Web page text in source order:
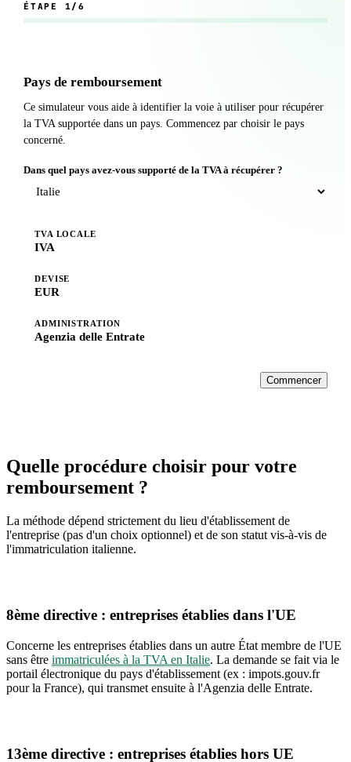
ÉTAPE 1/6
Pays de remboursement
Ce simulateur vous aide à identifier la voie à utiliser pour récupérer
la TVA supportée dans un pays. Commencez par choisir le pays
concerné.
Dans quel pays avez-vous supporté de la TVA à récupérer ?
TVA LOCALE
IVA
DEVISE
EUR
ADMINISTRATION
Agenzia delle Entrate
Commencer
Quelle procédure choisir pour votre
remboursement ?
La méthode dépend strictement du lieu d'établissement de
l'entreprise (pas d'un choix optionnel) et de son statut vis-à-vis de
l'immatriculation italienne.
8ème directive : entreprises établies dans l'UE
Concerne les entreprises établies dans un autre État membre de l'UE
sans être immatriculées à la TVA en Italie. La demande se fait via le
portail électronique du pays d'établissement (ex : impots.gouv.fr
pour la France), qui transmet ensuite à l'Agenzia delle Entrate.
13ème directive : entreprises établies hors UE